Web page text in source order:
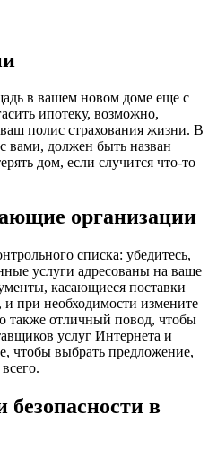
в вашем новом доме еще с
ипотеку, возможно,
полис страхования жизни. В
должен быть назван
дом, если случится что-то
организации
списка: убедитесь,
услуги адресованы на ваше
касающиеся поставки
и при необходимости измените
также отличный повод, чтобы
услуг Интернета и
чтобы выбрать предложение,
безопасности в